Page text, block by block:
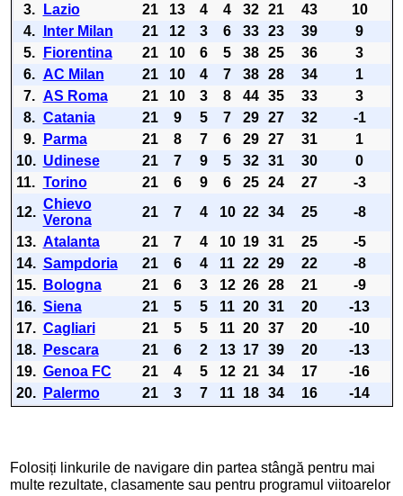
3.
Lazio 21 13 4 4 32 21 43
10
4.
Inter Milan 21 12 3 6 33 23 39
9
5.
Fiorentina 21 10 6 5 38 25 36
3
6. AC Milan 21 10 4 7 38 28 34
1
7. AS Roma 21 10 3 8 44 35 33
3
8. Catania 21 9 5 7 29 27 32
-1
9.
Parma 21 8 7 6 29 27 31
1
10. Udinese 21 7 9 5 32 31 30
0
11. Torino 21 6 9 6 25 24 27
-3
12.
Chievo
Verona
21 7 4 10 22 34 25
-8
13. Atalanta 21 7 4 10 19 31 25
-5
14. Sampdoria 21 6 4 11 22 29 22
-8
15.
Bologna 21 6 3 12 26 28 21
-9
16. Siena 21 5 5 11 20 31 20
-13
17. Cagliari 21 5 5 11 20 37 20
-10
18.
Pescara 21 6 2 13 17 39 20
-13
19. Genoa FC 21 4 5 12 21 34 17
-16
20.
Palermo 21 3 7 11 18 34 16 -14
Folosiți linkurile de navigare din partea stângă pentru mai
multe rezultate, clasamente sau pentru programul viitoarelor